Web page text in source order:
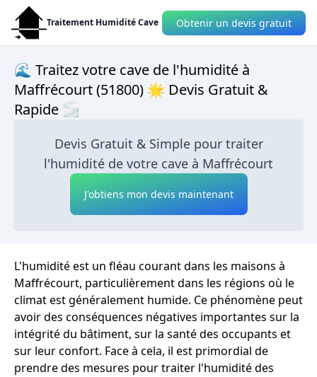
Traitement Humidité Cave Obtenir un devis gratuit
🌊 Traitez votre cave de l'humidité à
Maffrécourt (51800) 🌟 Devis Gratuit &
Rapide 🌫
Devis Gratuit & Simple pour traiter
l'humidité de votre cave à Maffrécourt
J'obtiens mon devis maintenant
L'humidité est un fléau courant dans les maisons à
Maffrécourt, particulièrement dans les régions où le
climat est généralement humide. Ce phénomène peut
avoir des conséquences négatives importantes sur la
intégrité du bâtiment, sur la santé des occupants et
sur leur confort. Face à cela, il est primordial de
prendre des mesures pour traiter l'humidité des